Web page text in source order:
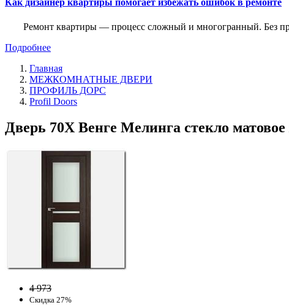
Как дизайнер квартиры помогает избежать ошибок в ремонте
Ремонт квартиры — процесс сложный и многогранный. Без
Подробнее
Главная
МЕЖКОМНАТНЫЕ ДВЕРИ
ПРОФИЛЬ ДОРС
Profil Doors
Дверь 70X Венге Мелинга стекло
4 973
Скидка 27%